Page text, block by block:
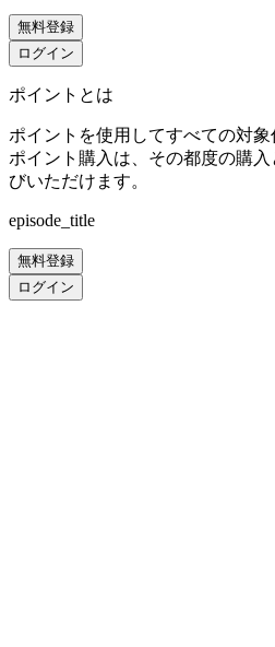
無料登録
ログイン
ポイントとは
ポイントを使用してすべての対象
ポイント購入は、その都度の購
びいただけます。
episode_title
無料登録
ログイン